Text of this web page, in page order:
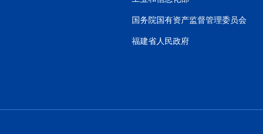
国务院国有资产监督管理委员会
福建省人民政府